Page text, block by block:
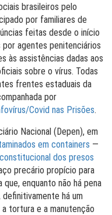
brasileiros pelo
por familiares de
feitas desde o início
agentes penitenciários
às assistências dadas aos
sobre o vírus. Todas
frentes estaduais da
por
Covid nas Prisões.
Nacional (Depen), em
em containers —
dos presos
precário propício para
que, enquanto não há pena
há um
tortura e a manutenção